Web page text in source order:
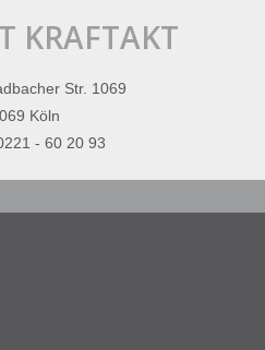
KRAFTAKT
Str. 1069
Köln
- 60 20 93